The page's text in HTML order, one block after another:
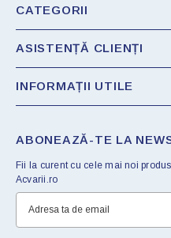
CATEGORII
ASISTENȚĂ CLIENȚI
INFORMAȚII UTILE
ABONEAZĂ-TE LA
Fii la curent cu cele mai noi
Acvarii.ro